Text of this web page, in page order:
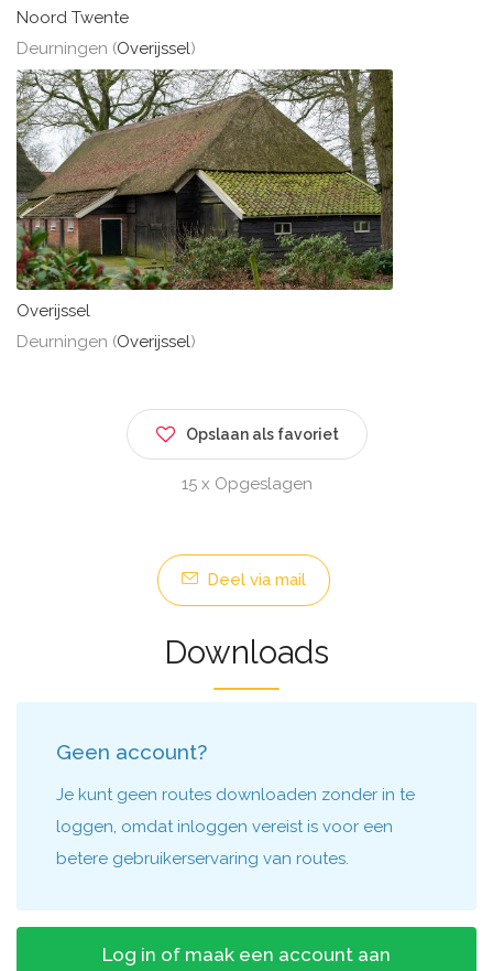
Noord Twente
Deurningen (Overijssel)
Overijssel
Deurningen (Overijssel)
Opslaan als favoriet
15 x Opgeslagen
Deel via mail
Downloads
Geen account?
Je kunt geen routes downloaden zonder in te
loggen, omdat inloggen vereist is voor een
betere gebruikerservaring van routes.
Log in of maak een account aan